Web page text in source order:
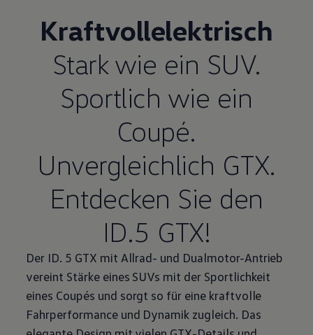
Kraftvollelektrisch
Stark wie ein SUV.
Sportlich wie ein
Coupé.
Unvergleichlich GTX.
Entdecken Sie den
ID.5 GTX!
Der ID. 5 GTX mit Allrad- und Dualmotor-Antrieb
vereint Stärke eines SUVs mit der Sportlichkeit
eines Coupés und sorgt so für eine kraftvolle
Fahrperformance und Dynamik zugleich. Das